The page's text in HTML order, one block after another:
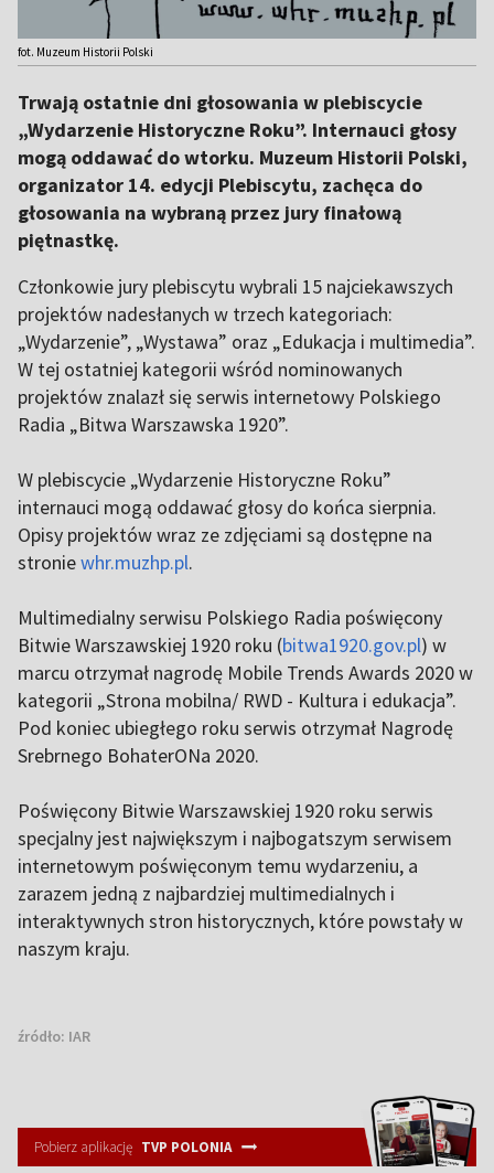
fot. Muzeum Historii Polski
Trwają ostatnie dni głosowania w plebiscycie
„Wydarzenie Historyczne Roku”. Internauci głosy
mogą oddawać do wtorku. Muzeum Historii Polski,
organizator 14. edycji Plebiscytu, zachęca do
głosowania na wybraną przez jury finałową
piętnastkę.
Członkowie jury plebiscytu wybrali 15 najciekawszych
projektów nadesłanych w trzech kategoriach:
„Wydarzenie”, „Wystawa” oraz „Edukacja i multimedia”.
W tej ostatniej kategorii wśród nominowanych
projektów znalazł się serwis internetowy Polskiego
Radia „Bitwa Warszawska 1920”.
W plebiscycie „Wydarzenie Historyczne Roku”
internauci mogą oddawać głosy do końca sierpnia.
Opisy projektów wraz ze zdjęciami są dostępne na
stroniewhr.muzhp.pl.
Multimedialny serwisu Polskiego Radia poświęcony
Bitwie Warszawskiej 1920 roku (bitwa1920.gov.pl) w
marcu otrzymał nagrodę Mobile Trends Awards 2020 w
kategorii „Strona mobilna/ RWD - Kultura i edukacja”.
Pod koniec ubiegłego roku serwis otrzymał Nagrodę
Srebrnego BohaterONa 2020.
Poświęcony Bitwie Warszawskiej 1920 roku serwis
specjalny jest największym i najbogatszym serwisem
internetowym poświęconym temu wydarzeniu, a
zarazem jedną z najbardziej multimedialnych i
interaktywnych stron historycznych, które powstały w
naszym kraju.
źródło: IAR
Pobierz aplikację TVP POLONIA